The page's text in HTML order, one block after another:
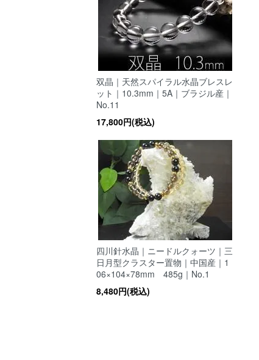
双晶｜天然スパイラル水晶ブレスレ
ット｜10.3mm｜5A｜ブラジル産｜
No.11
17,800円(税込)
四川針水晶｜ニードルクォーツ｜三
日月型クラスター置物｜中国産｜1
06×104×78mm 485g｜No.1
8,480円(税込)